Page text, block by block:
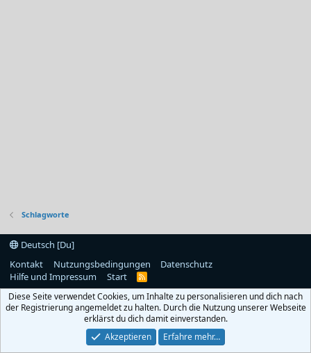
Schlagworte
Deutsch [Du]
Kontakt
Nutzungsbedingungen
Datenschutz
Hilfe und Impressum
Start
R
S
Diese Seite verwendet Cookies, um Inhalte zu personalisieren und dich nach
der Registrierung angemeldet zu halten. Durch die Nutzung unserer Webseite
erklärst du dich damit einverstanden.
Akzeptieren
Erfahre mehr…